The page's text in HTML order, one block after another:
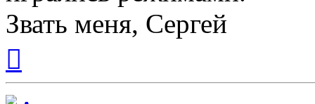
Звать меня, Сергей
началу